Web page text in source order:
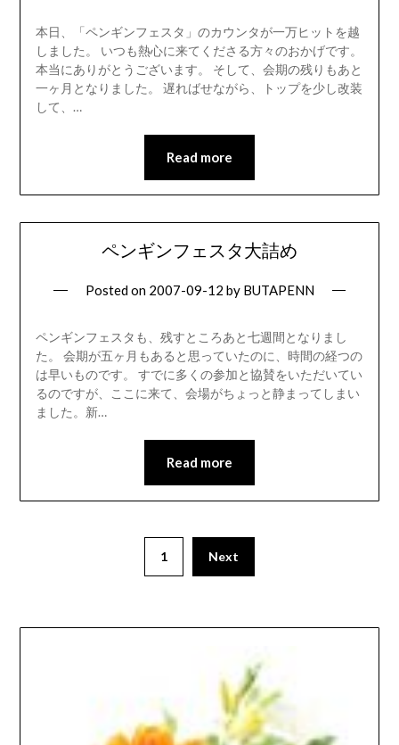
本日、「ペンギンフェスタ」のカウンタが一万ヒットを越
しました。 いつも熱心に来てくださる方々のおかげです。
本当にありがとうございます。 そして、会期の残りもあと
一ヶ月となりました。 遅ればせながら、トップを少し改装
して、…
Read more
ペンギンフェスタ大詰め
Posted on 2007-09-12 by BUTAPENN
ペンギンフェスタも、残すところあと七週間となりまし
た。 会期が五ヶ月もあると思っていたのに、時間の経つの
は早いものです。 すでに多くの参加と協賛をいただいてい
るのですが、ここに来て、会場がちょっと静まってしまい
ました。新…
Read more
1 Next